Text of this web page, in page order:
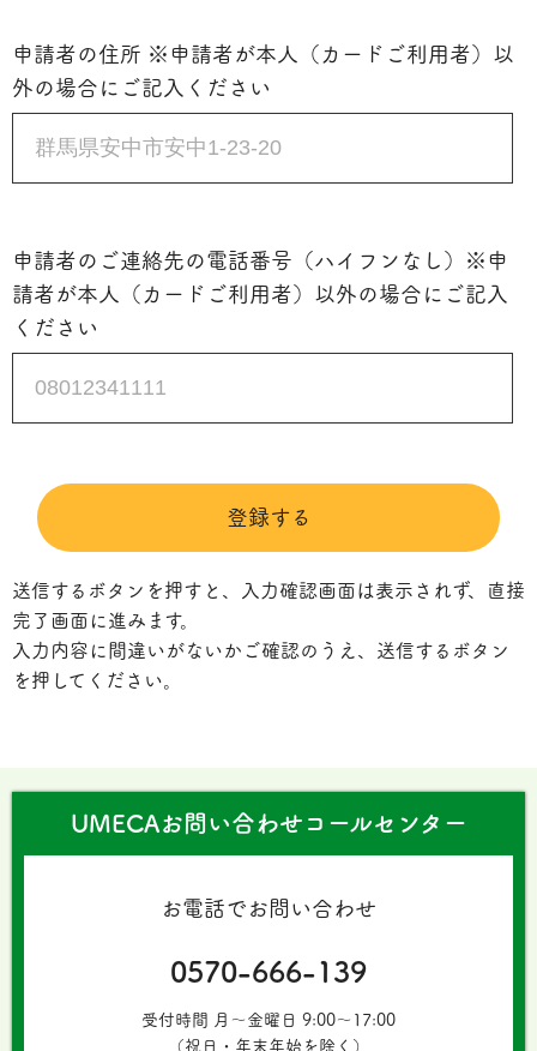
申請者の住所 ※申請者が本人（カードご利用者）以
外の場合にご記入ください
申請者のご連絡先の電話番号（ハイフンなし）※申
請者が本人（カードご利用者）以外の場合にご記入
ください
登録する
送信するボタンを押すと、入力確認画面は表示されず、直接
完了画面に進みます。
入力内容に間違いがないかご確認のうえ、送信するボタン
を押してください。
UMECAお問い合わせコールセンター
お電話でお問い合わせ
0570-666-139
受付時間 月〜金曜日 9:00～17:00
（祝日・年末年始を除く）